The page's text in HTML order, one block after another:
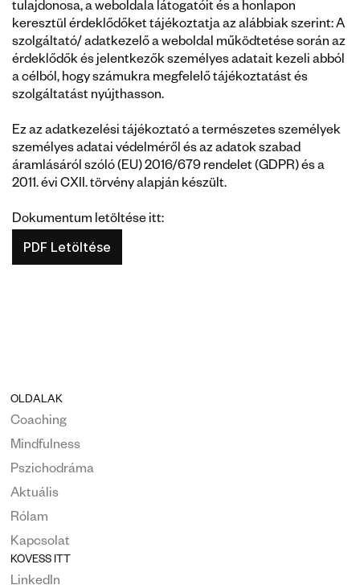
tulajdonosa, a weboldala látogatóit és a honlapon
keresztül érdeklődőket tájékoztatja az alábbiak szerint: A
szolgáltató/ adatkezelő a weboldal működtetése során az
érdeklődők és jelentkezők személyes adatait kezeli abból
a célból, hogy számukra megfelelő tájékoztatást és
szolgáltatást nyújthasson.
Ez az adatkezelési tájékoztató a természetes személyek
személyes adatai védelméről és az adatok szabad
áramlásáról szóló (EU) 2016/679 rendelet (GDPR) és a
2011. évi CXII. törvény alapján készült.
Dokumentum letöltése itt:
PDF Letöltése
OLDALAK
Coaching
Mindfulness
Pszichodráma
Aktuális
Rólam
Kapcsolat
KÖVESS ITT